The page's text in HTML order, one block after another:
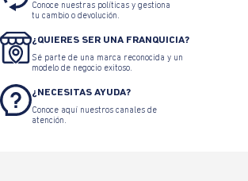
Conoce nuestras políticas y gestiona
tu cambio o devolución.
¿QUIERES SER UNA FRANQUICIA?
Sé parte de una marca reconocida y un
modelo de negocio exitoso.
¿NECESITAS AYUDA?
Conoce aquí nuestros canales de
atención.